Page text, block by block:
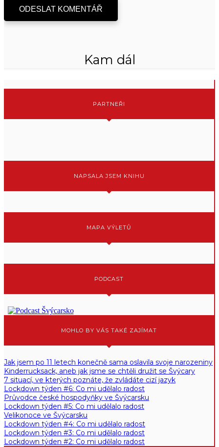
ODESLAT KOMENTÁŘ
Kam dál
PARTNEŘI
NAPSALA JSEM KNIHU
MAPA VÝLETŮ
PODCAST
MOHLO BY VÁS TAKÉ ZAJÍMAT
Jak jsem po 11 letech konečně sama oslavila svoje narozeniny
Kinderrucksack, aneb jak jsme se chtěli družit se Švýcary
7 situací, ve kterých poznáte, že zvládáte cizí jazyk
Lockdown týden #6: Co mi udělalo radost
Průvodce české hospodyňky ve Švýcarsku
Lockdown týden #5: Co mi udělalo radost
Velikonoce ve Švýcarsku
Lockdown týden #4: Co mi udělalo radost
Lockdown týden #3: Co mi udělalo radost
Lockdown týden #2: Co mi udělalo radost